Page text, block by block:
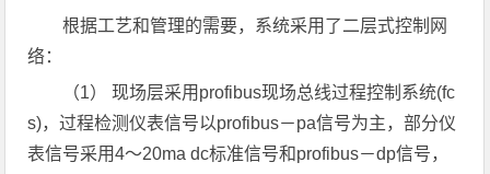
根据工艺和管理的需要，系统采用了二层式控制网
络：
（1） 现场层采用profibus现场总线过程控制系统(fc
s)，过程检测仪表信号以profibus－pa信号为主，部分仪
表信号采用4～20ma dc标准信号和profibus－dp信号，